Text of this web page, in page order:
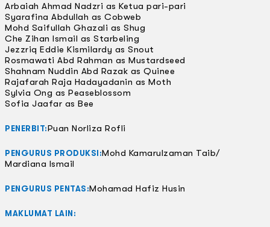
Arbaiah Ahmad Nadzri as Ketua pari-pari
Syarafina Abdullah as Cobweb
Mohd Saifullah Ghazali as Shug
Che Zihan Ismail as Starbeling
Jezzriq Eddie Kismilardy as Snout
Rosmawati Abd Rahman as Mustardseed
Shahnam Nuddin Abd Razak as Quinee
Rajafarah Raja Hadayadanin as Moth
Sylvia Ong as Peaseblossom
Sofia Jaafar as Bee
PENERBIT:Puan Norliza Rofli
PENGURUS PRODUKSI:Mohd Kamarulzaman Taib/
Mardiana Ismail
PENGURUS PENTAS:Mohamad Hafiz Husin
MAKLUMAT LAIN: